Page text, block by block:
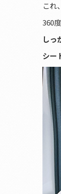
これ
360
しっ
シー